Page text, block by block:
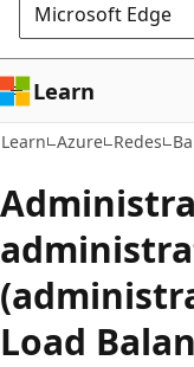
Microsoft Edge
Learn
Learn Azure Redes
Load